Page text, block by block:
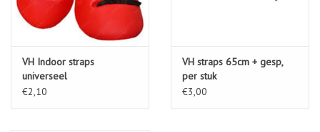
VH Indoor straps
universeel
€2,10
VH straps 65cm + gesp,
per stuk
€3,00